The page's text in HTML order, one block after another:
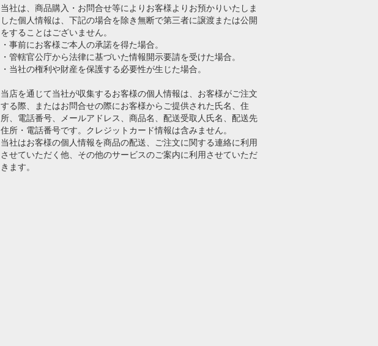
当社は、商品購入・お問合せ等によりお客様よりお預かりいたしま
した個人情報は、下記の場合を除き無断で第三者に譲渡または公開
をすることはございません。
・事前にお客様ご本人の承諾を得た場合。
・管轄官公庁から法律に基づいた情報開示要請を受けた場合。
・当社の権利や財産を保護する必要性が生じた場合。
当店を通じて当社が収集するお客様の個人情報は、お客様がご注文
する際、またはお問合せの際にお客様からご提供された氏名、住
所、電話番号、メールアドレス、商品名、配送受取人氏名、配送先
住所・電話番号です。クレジットカード情報は含みません。
当社はお客様の個人情報を商品の配送、ご注文に関する連絡に利用
させていただく他、その他のサービスのご案内に利用させていただ
きます。